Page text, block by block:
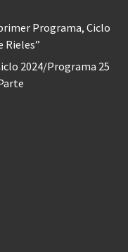
Programa, Ciclo
Rieles”
2024/Programa 25